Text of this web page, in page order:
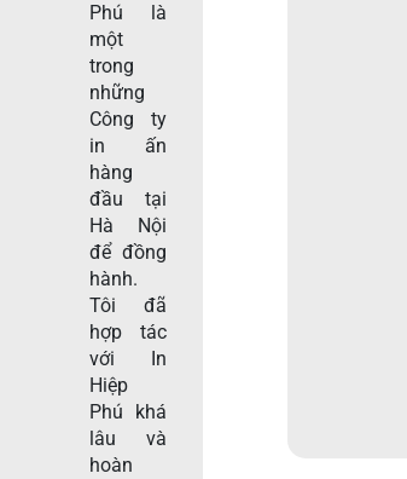
Phú là
một
trong
những
Công ty
in ấn
hàng
đầu tại
Hà Nội
để đồng
hành.
Tôi đã
hợp tác
với In
Hiệp
Phú khá
lâu và
hoàn